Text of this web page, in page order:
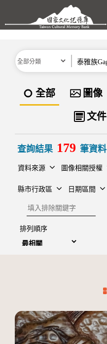
跳到主要內容區塊
分類
全部 圖像
文件
查詢結果 179 筆資料
資料來源 圖像相關授權
縣市行政區 日期區間
排除關鍵字
排列順序